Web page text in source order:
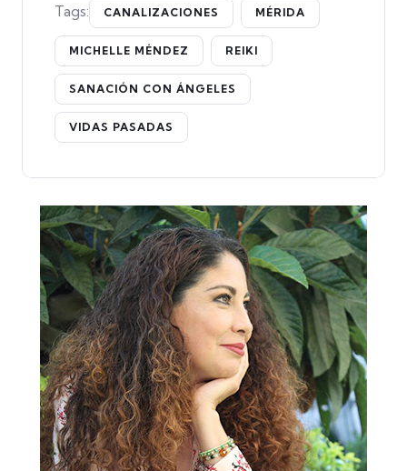
Tags: CANALIZACIONES MÉRIDA
MICHELLE MÉNDEZ REIKI
SANACIÓN CON ÁNGELES
VIDAS PASADAS